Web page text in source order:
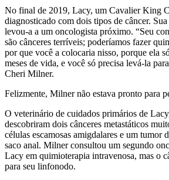
No final de 2019, Lacy, um Cavalier King
diagnosticado com dois tipos de câncer.
levou-a a um oncologista próximo. “Seu
são cânceres terríveis; poderíamos fazer
por que você a colocaria nisso, porque ela
meses de vida, e você só precisa levá-la
Cheri Milner.
Felizmente, Milner não estava pronto para
O veterinário de cuidados primários de
descobriram dois cânceres metastáticos
células escamosas amigdalares e um tumor
saco anal. Milner consultou um segundo
Lacy em quimioterapia intravenosa, mas o
para seu linfonodo.